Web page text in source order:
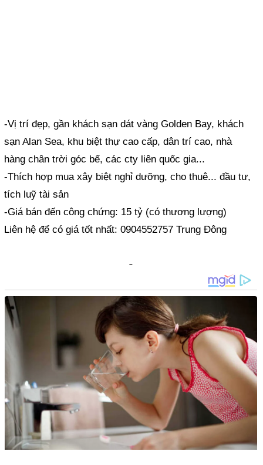
-Vị trí đẹp, gần khách sạn dát vàng Golden Bay, khách
sạn Alan Sea, khu biệt thự cao cấp, dân trí cao, nhà
hàng chân trời góc bể, các cty liên quốc gia...
-Thích hợp mua xây biệt nghỉ dưỡng, cho thuê... đầu tư,
tích luỹ tài sản
-Giá bán đến công chứng: 15 tỷ (có thương lượng)
Liên hệ để có giá tốt nhất: 0904552757 Trung Đông